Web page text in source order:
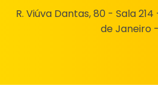
R. Viúva Dantas, 80 - Sala
de Janeiro